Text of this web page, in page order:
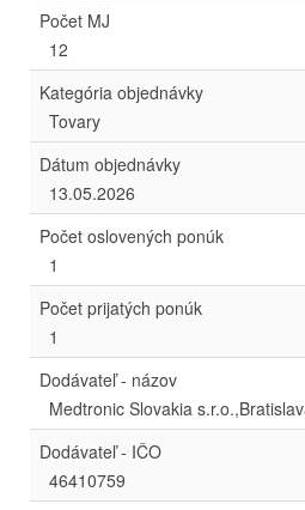
Počet MJ
12
Kategória objednávky
Tovary
Dátum objednávky
13.05.2026
Počet oslovených ponúk
1
Počet prijatých ponúk
1
Dodávateľ - názov
Medtronic Slovakia
Dodávateľ - IČO
46410759